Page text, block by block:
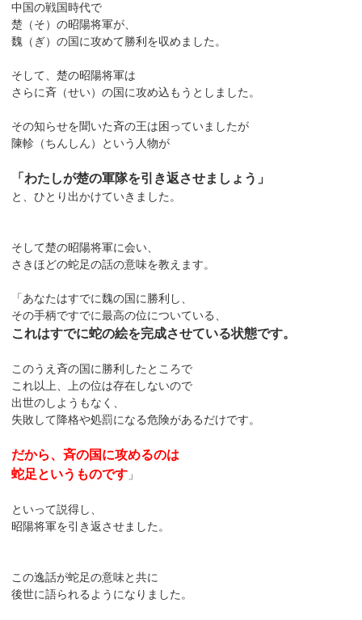
中国の戦国時代で
楚（そ）の昭陽将軍が、
魏（ぎ）の国に攻めて勝利を収めました。
そして、楚の昭陽将軍は
さらに斉（せい）の国に攻め込もうとしました。
その知らせを聞いた斉の王は困っていましたが
陳軫（ちんしん）という人物が
「わたしが楚の軍隊を引き返させましょう」
と、ひとり出かけていきました。
そして楚の昭陽将軍に会い、
さきほどの蛇足の話の意味を教えます。
「あなたはすでに魏の国に勝利し、
その手柄ですでに最高の位についている、
これはすでに蛇の絵を完成させている状態です。
このうえ斉の国に勝利したところで
これ以上、上の位は存在しないので
出世のしようもなく、
失敗して降格や処罰になる危険があるだけです。
だから、斉の国に攻めるのは
蛇足というものです 」
といって説得し、
昭陽将軍を引き返させました。
この逸話が蛇足の意味と共に
後世に語られるようになりました。